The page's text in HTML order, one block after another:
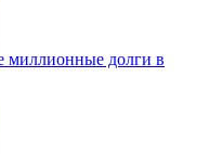
долги в